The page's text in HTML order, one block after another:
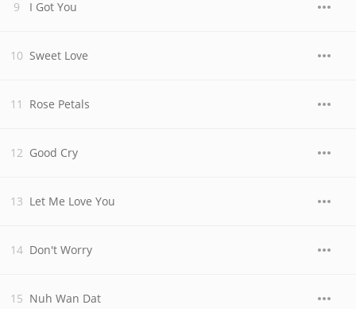
I Got You
Sweet Love
Rose Petals
Good Cry
Let Me Love You
Don't Worry
Nuh Wan Dat